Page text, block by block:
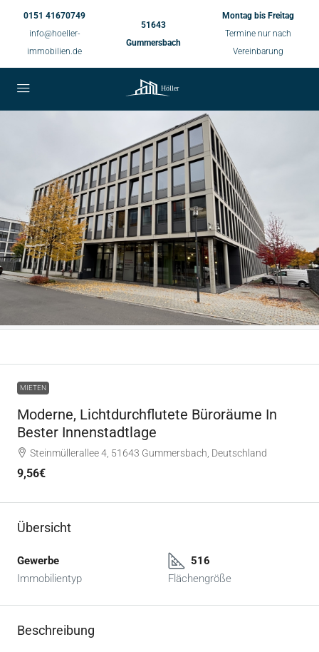
0151 41670749
info@hoeller-
immobilien.de
51643
Gummersbach
Montag bis Freitag
Termine nur nach
Vereinbarung
MIETEN
Moderne, Lichtdurchflutete Büroräume In
Bester Innenstadtlage
Steinmüllerallee 4, 51643 Gummersbach, Deutschland
9,56€
Übersicht
Gewerbe
Immobilientyp
516
Flächengröße
Beschreibung